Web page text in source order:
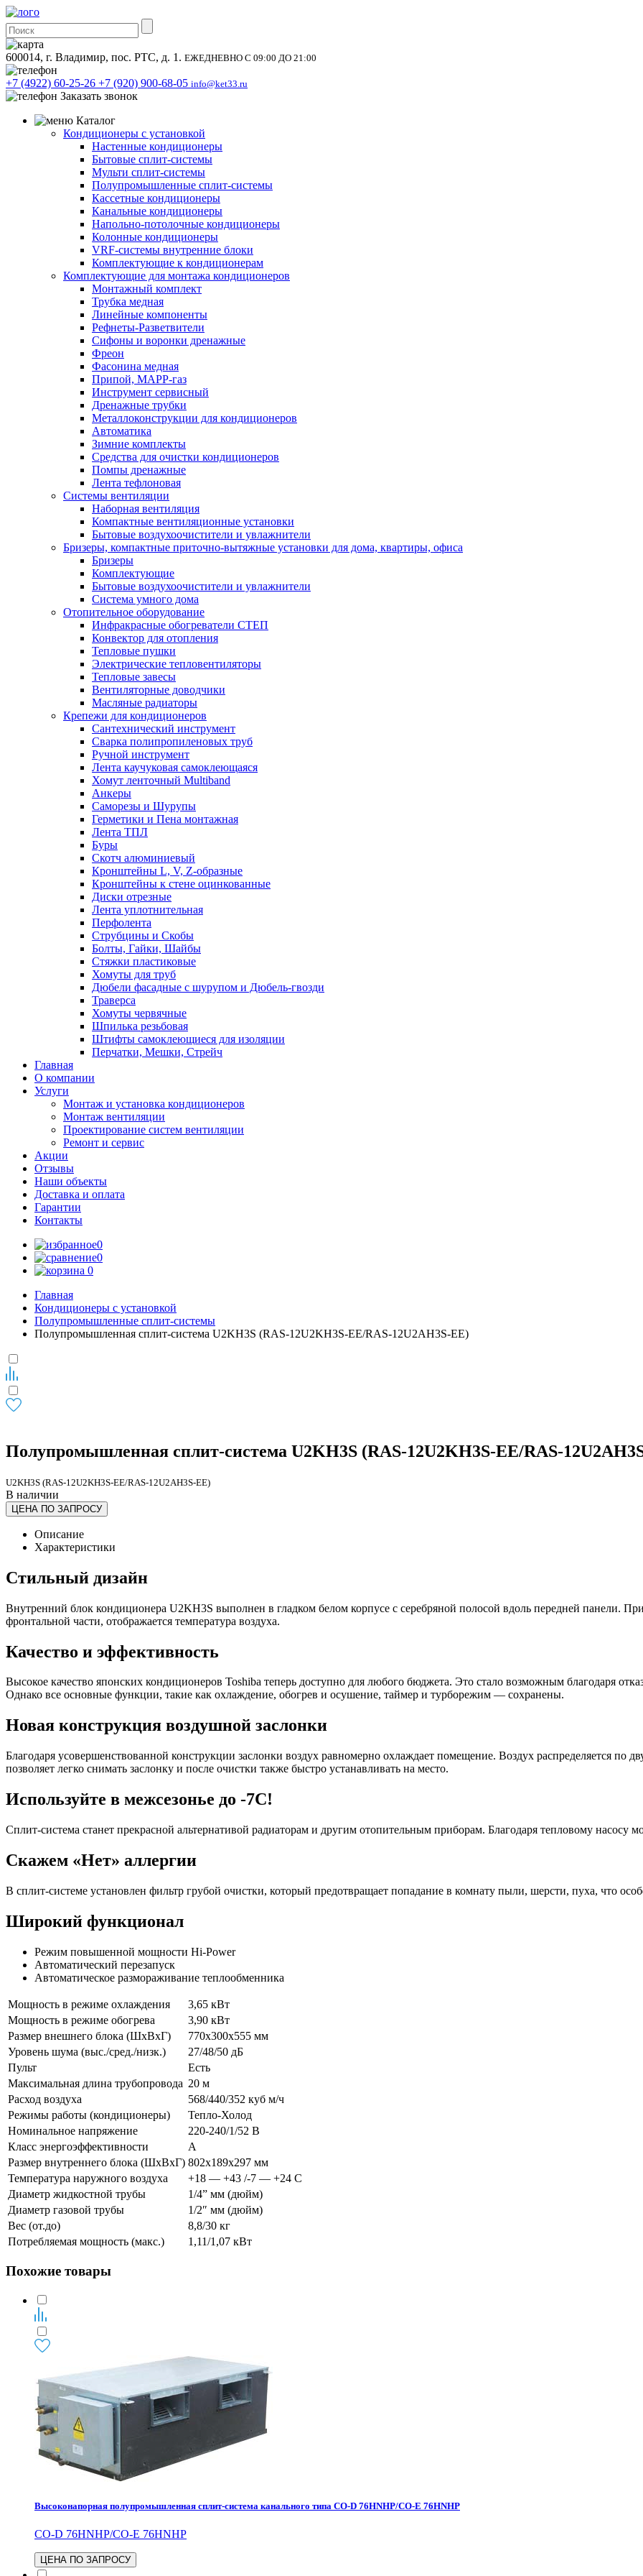
600014, г. Владимир, пос. РТС, д. 1. ЕЖЕДНЕВНО С 09:00 ДО 21:00
+7 (4922) 60-25-26 +7 (920) 900-68-05 info@ket33.ru
Заказать звонок
Каталог
Кондиционеры с установкой
Настенные кондиционеры
Бытовые сплит-системы
Мульти сплит-системы
Полупромышленные сплит-системы
Кассетные кондиционеры
Канальные кондиционеры
Напольно-потолочные кондиционеры
Колонные кондиционеры
VRF-системы внутренние блоки
Комплектующие к кондиционерам
Комплектующие для монтажа кондиционеров
Монтажный комплект
Трубка медная
Линейные компоненты
Рефнеты-Разветвители
Сифоны и воронки дренажные
Фреон
Фасонина медная
Припой, МАРР-газ
Инструмент сервисный
Дренажные трубки
Металлоконструкции для кондиционеров
Автоматика
Зимние комплекты
Средства для очистки кондиционеров
Помпы дренажные
Лента тефлоновая
Системы вентиляции
Наборная вентиляция
Компактные вентиляционные установки
Бытовые воздухоочистители и увлажнители
Бризеры, компактные приточно-вытяжные установки для дома, квартиры, офиса
Бризеры
Комплектующие
Бытовые воздухоочистители и увлажнители
Система умного дома
Отопительное оборудование
Инфракрасные обогреватели СТЕП
Конвектор для отопления
Тепловые пушки
Электрические тепловентиляторы
Тепловые завесы
Вентиляторные доводчики
Масляные радиаторы
Крепежи для кондиционеров
Сантехнический инструмент
Сварка полипропиленовых труб
Ручной инструмент
Лента каучуковая самоклеющаяся
Хомут ленточный Multiband
Анкеры
Саморезы и Шурупы
Герметики и Пена монтажная
Лента ТПЛ
Буры
Скотч алюминиевый
Кронштейны L, V, Z-образные
Кронштейны к стене оцинкованные
Диски отрезные
Лента уплотнительная
Перфолента
Струбцины и Скобы
Болты, Гайки, Шайбы
Стяжки пластиковые
Хомуты для труб
Дюбели фасадные с шурупом и Дюбель-гвозди
Траверса
Хомуты червячные
Шпилька резьбовая
Штифты самоклеющиеся для изоляции
Перчатки, Мешки, Стрейч
Главная
О компании
Услуги
Монтаж и установка кондиционеров
Монтаж вентиляции
Проектирование систем вентиляции
Ремонт и сервис
Акции
Отзывы
Наши объекты
Доставка и оплата
Гарантии
Контакты
0
0
0
Главная
Кондиционеры с установкой
Полупромышленные сплит-системы
Полупромышленная сплит-система U2KH3S (RAS-12U2KH3S-EE/RAS-12U2AH3S-EE)
Полупромышленная сплит-система U2KH3S (RAS-12U2KH3S-EE/RAS-
U2KH3S (RAS-12U2KH3S-EE/RAS-12U2AH3S-EE)
В наличии
ЦЕНА ПО ЗАПРОСУ
Описание
Характеристики
Стильный дизайн
Внутренний блок кондиционера U2KH3S выполнен в гладком белом корпусе с серебряной полосой вдоль передней панели.
фронтальной части, отображается температура воздуха.
Качество и эффективность
Высокое качество японских кондиционеров Toshiba теперь доступно для любого бюджета. Это стало возможным благодаря
Однако все основные функции, такие как охлаждение, обогрев и осушение, таймер и турборежим — сохранены.
Новая конструкция воздушной заслонки
Благодаря усовершенствованной конструкции заслонки воздух равномерно охлаждает помещение. Воздух распределяется по
позволяет легко снимать заслонку и после очистки также быстро устанавливать на место.
Используйте в межсезонье до -7С!
Сплит-система станет прекрасной альтернативой радиаторам и другим отопительным приборам. Благодаря тепловому насосу
Скажем «Нет» аллергии
В сплит-системе установлен фильтр грубой очистки, который предотвращает попадание в комнату пыли, шерсти, пуха, что
Широкий функционал
Режим повышенной мощности Hi-Power
Автоматический перезапуск
Автоматическое размораживание теплообменника
Мощность в режиме охлаждения
3,65 кВт
Мощность в режиме обогрева
3,90 кВт
Размер внешнего блока (ШхВхГ)
770x300x555 мм
Уровень шума (выс./сред./низк.)
27/48/50 дБ
Пульт
Есть
Максимальная длина трубопровода 20 м
Расход воздуха
568/440/352 куб м/ч
Режимы работы (кондиционеры)
Тепло-Холод
Номинальное напряжение
220-240/1/52 В
Класс энергоэффективности
А
Размер внутреннего блока (ШхВхГ) 802x189x297 мм
Температура наружного воздуха
+18 — +43 /-7 — +24 С
Диаметр жидкостной трубы
1/4” мм (дюйм)
Диаметр газовой трубы
1/2″ мм (дюйм)
Вес (от.до)
8,8/30 кг
Потребляемая мощность (макс.)
1,11/1,07 кВт
Похожие товары
Высоконапорная полупромышленная сплит-система канального типа CO-D 76HNHP/CO-E 76HNHP
CO-D 76HNHP/CO-E 76HNHP
ЦЕНА ПО ЗАПРОСУ